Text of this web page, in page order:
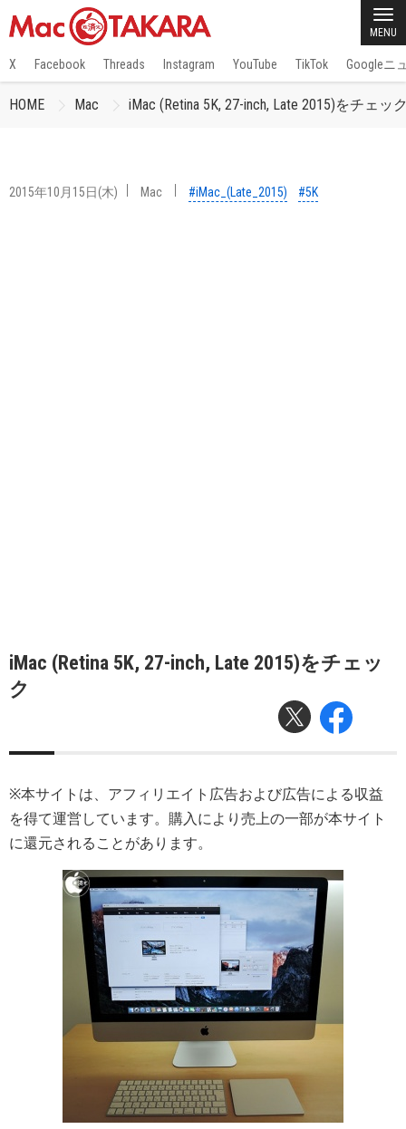
MENU
X Facebook Threads Instagram YouTube TikTok Googleニ
HOME Mac iMac (Retina 5K, 27-inch, Late 2015)をチェッ
2015年10月15日(木) Mac #iMac_(Late_2015) #5K
iMac (Retina 5K, 27-inch, Late 2015)をチェッ
ク
※本サイトは、アフィリエイト広告および広告による収益
を得て運営しています。購入により売上の一部が本サイト
に還元されることがあります。